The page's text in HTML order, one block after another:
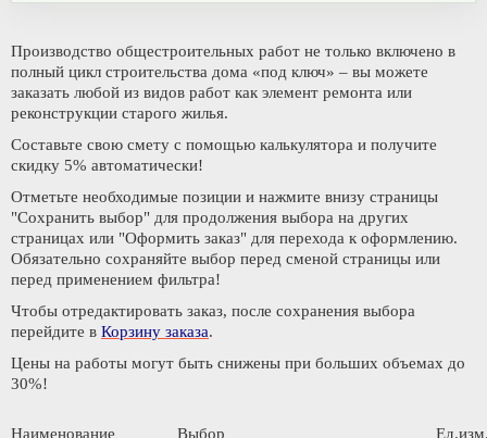
Производство общестроительных работ не только включено в
полный цикл строительства дома «под ключ» – вы можете
заказать любой из видов работ как элемент ремонта или
реконструкции старого жилья.
Составьте свою смету с помощью калькулятора и получите
скидку 5% автоматически!
Отметьте необходимые позиции и нажмите внизу страницы
"Сохранить выбор" для продолжения выбора на других
страницах или "Оформить заказ" для перехода к оформлению.
Обязательно сохраняйте выбор перед сменой страницы или
перед применением фильтра!
Чтобы отредактировать заказ, после сохранения выбора
перейдите в Корзину заказа.
Цены на работы могут быть снижены при больших объемах до
30%!
Наименование Выбор